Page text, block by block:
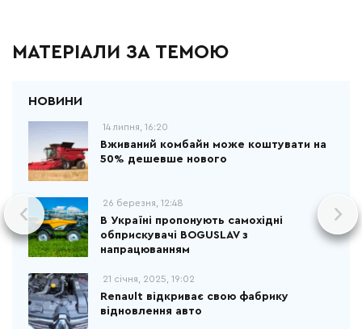
МАТЕРІАЛИ ЗА ТЕМОЮ
14 липня, 16:20
Вживаний комбайн може коштувати на
50% дешевше нового
26 березня, 12:48
В Україні пропонують самохідні
обприскувачі BOGUSLAV з
напрацюванням
21 січня, 2025, 19:02
Renault відкриває свою фабрику
відновлення авто